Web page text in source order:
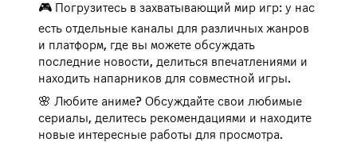
🎮 Погрузитесь в захватывающий мир игр: у нас
есть отдельные каналы для различных жанров
и платформ, где вы можете обсуждать
последние новости, делиться впечатлениями и
находить напарников для совместной игры.
🌸 Любите аниме? Обсуждайте свои любимые
сериалы, делитесь рекомендациями и находите
новые интересные работы для просмотра.